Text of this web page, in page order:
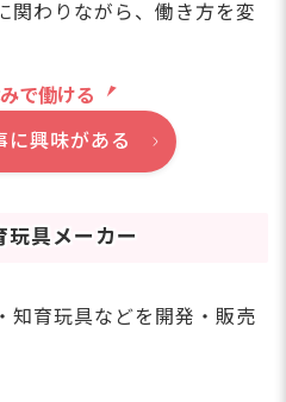
関わりながら、働き方を変
で働ける
に興味がある
玩具メーカー
知育玩具などを開発・販売